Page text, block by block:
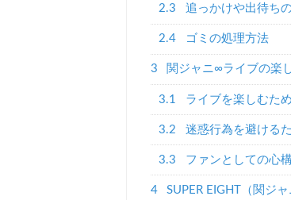
2.3 追っかけや出待ち
2.4 ゴミの処理方法
3 関ジャニ∞ライブの楽
3.1 ライブを楽しむた
3.2 迷惑行為を避ける
3.3 ファンとしての心構
4 SUPER EIGHT（関ジ